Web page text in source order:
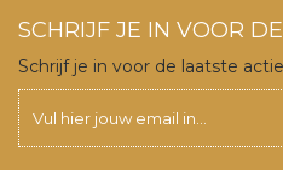
SCHRIJF JE IN VOOR
Schrijf je in voor de laatste